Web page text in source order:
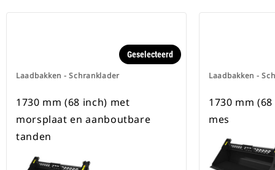
Laadbakken - Schranklader
Geselecteerd
1730 mm (68 inch) met
morsplaat en aanboutbare
tanden
Laadbakken -
1730 mm
mes